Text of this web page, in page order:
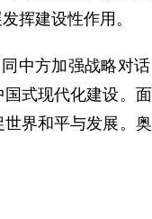
挥建设性作用。
中方加强战略对
式现代化建设。面
界和平与发展。